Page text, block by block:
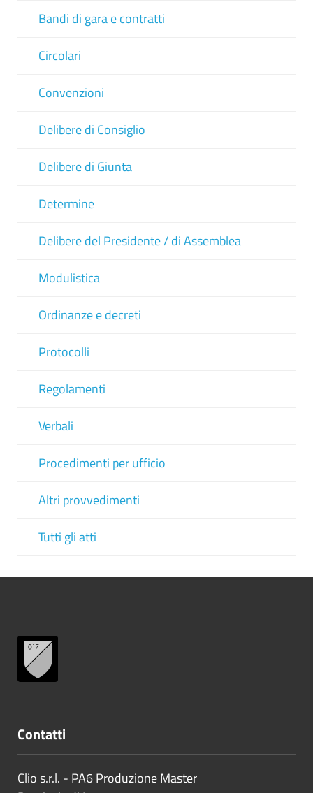
Bandi di gara e contratti
Circolari
Convenzioni
Delibere di Consiglio
Delibere di Giunta
Determine
Delibere del Presidente / di Assemblea
Modulistica
Ordinanze e decreti
Protocolli
Regolamenti
Verbali
Procedimenti per ufficio
Altri provvedimenti
Tutti gli atti
Contatti
Clio s.r.l. - PA6 Produzione Master